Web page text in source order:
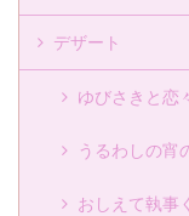
デザート
ゆびさきと恋
うるわしの宵
おしえて執事